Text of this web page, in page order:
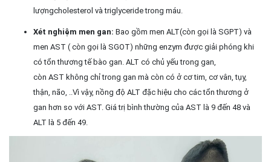
lượngcholesterol và triglyceride trong máu.
Xét nghiệm men gan: Bao gồm men ALT(còn gọi là SGPT) và
men AST ( còn gọi là SGOT) những enzym được giải phóng khi
có tổn thương tế bào gan. ALT có chủ yếu trong gan,
còn AST không chỉ trong gan mà còn có ở cơ tim, cơ vân, tụy,
thận, não, ..Vì vậy, nồng độ ALT đặc hiệu cho các tổn thương ở
gan hơn so với AST. Giá trị bình thường của AST là 9 đến 48 và
ALT là 5 đến 49.